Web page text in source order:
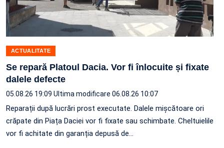
ACTUALITATE
Se repară Platoul Dacia. Vor fi înlocuite și fixate
dalele defecte
05.08.26 19:09 Ultima modificare 06.08.26 10:07
Reparații după lucrări prost executate. Dalele mișcătoare ori
crăpate din Piața Daciei vor fi fixate sau schimbate. Cheltuielile
vor fi achitate din garanția depusă de…